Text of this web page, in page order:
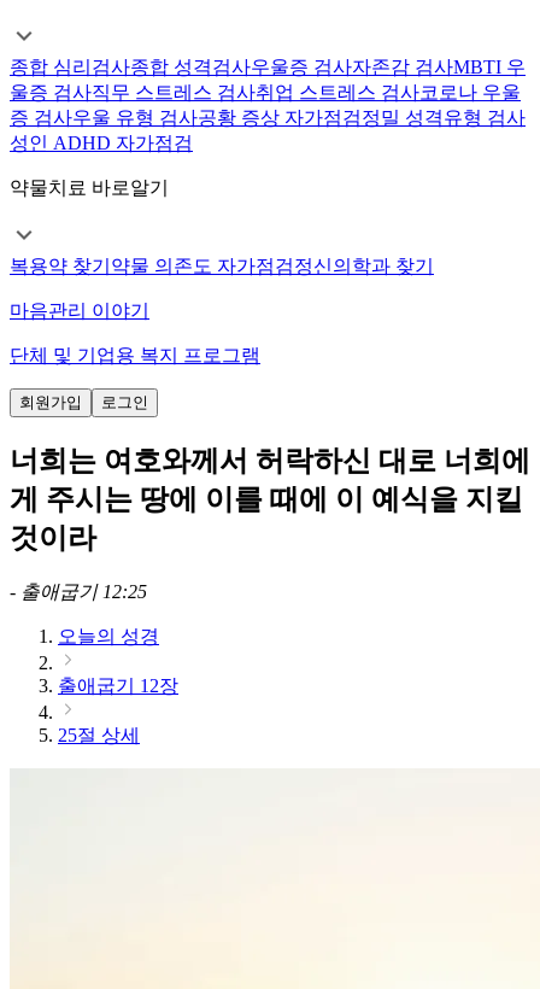
종합 심리검사종합 성격검사우울증 검사자존감 검사MBTI 우
울증 검사직무 스트레스 검사취업 스트레스 검사코로나 우울
증 검사우울 유형 검사공황 증상 자가점검정밀 성격유형 검사
성인 ADHD 자가점검
약물치료 바로알기
복용약 찾기 약물 의존도 자가점검정신의학과 찾기
마음관리 이야기
단체 및 기업용 복지 프로그램
회원가입 로그인
너희는 여호와께서 허락하신 대로 너희에
게 주시는 땅에 이를 때에 이 예식을 지킬
것이라
- 출애굽기 12:25
오늘의 성경
출애굽기 12장
25절 상세